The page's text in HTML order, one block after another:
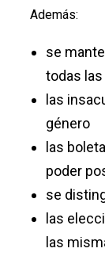
Además:
se
todas
las
género
las
poder
se
las
las